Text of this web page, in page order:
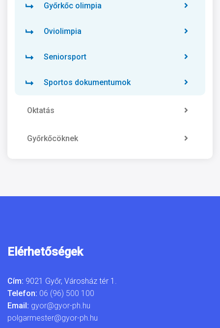
Győrkőc olimpia
Oviolimpia
Seniorsport
Sportos dokumentumok
Oktatás
Győrkőcöknek
Elérhetőségek
Cím: 9021 Győr, Városház tér 1.
Telefon: 06 (96) 500 100
Email: gyor@gyor-ph.hu
polgarmester@gyor-ph.hu